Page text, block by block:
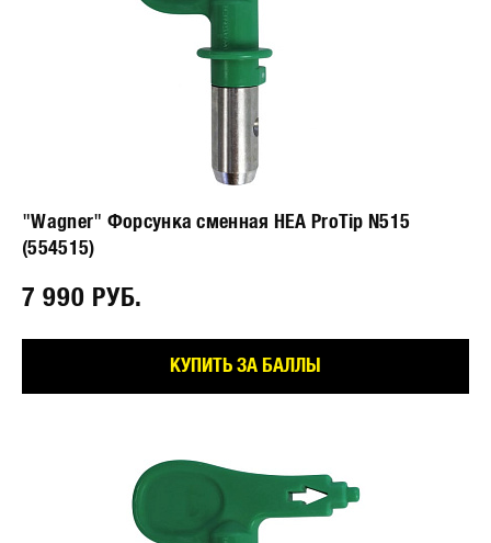
"Wagner" Форсунка сменная HEA ProTip N515
(554515)
7 990 РУБ.⠀
КУПИТЬ ЗА БАЛЛЫ